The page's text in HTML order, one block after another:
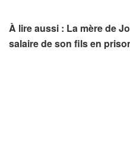
À lire aussi : La mère de
salaire de son fils en